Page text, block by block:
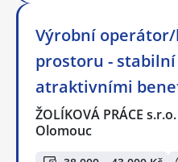
Výrobní
prostoru - stabilní
atraktivními
ŽOLÍKOVÁ PRÁCE s.r.o.
Olomouc